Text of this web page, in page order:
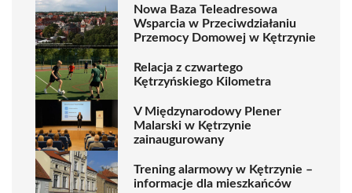
Nowa Baza Teleadresowa
Wsparcia w Przeciwdziałaniu
Przemocy Domowej w Kętrzynie
Relacja z czwartego
Kętrzyńskiego Kilometra
V Międzynarodowy Plener
Malarski w Kętrzynie
zainaugurowany
Trening alarmowy w Kętrzynie –
informacje dla mieszkańców